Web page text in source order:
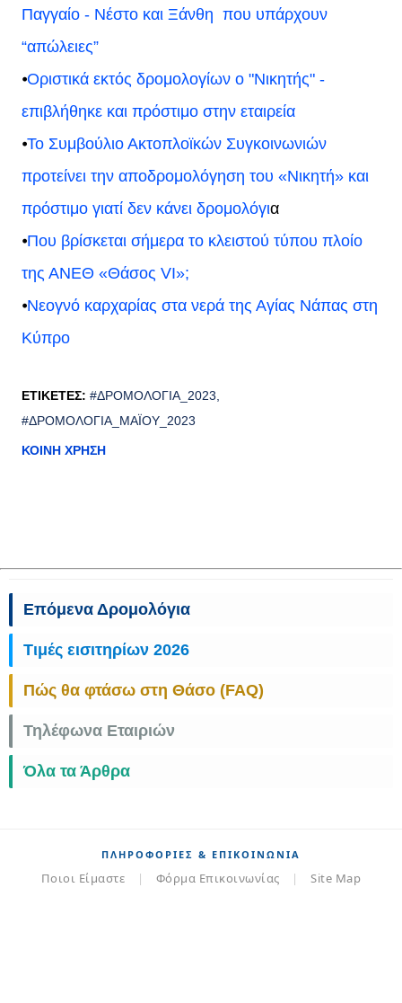
Παγγαίο - Νέστο και Ξάνθη που υπάρχουν
“απώλειες”
⦁Οριστικά εκτός δρομολογίων ο "Νικητής" -
επιβλήθηκε και πρόστιμο στην εταιρεία
⦁Το Συμβούλιο Ακτοπλοϊκών Συγκοινωνιών
προτείνει την αποδρομολόγηση του «Νικητή» και
πρόστιμο γιατί δεν κάνει δρομολόγια
⦁Που βρίσκεται σήμερα το κλειστού τύπου πλοίο
της ΑΝΕΘ «Θάσος VI»;
⦁Νεογνό καρχαρίας στα νερά της Αγίας Νάπας στη
Κύπρο
ΕΤΙΚΈΤΕΣ: #ΔΡΟΜΟΛΌΓΙΑ_2023
#ΔΡΟΜΟΛΌΓΙΑ_ΜΑΪ́ΟΥ_2023
ΚΟΙΝΉ ΧΡΉΣΗ
Επόμενα Δρομολόγια
Τιμές εισιτηρίων 2026
Πώς θα φτάσω στη Θάσο (FAQ)
Τηλέφωνα Εταιριών
Όλα τα Άρθρα
ΠΛΗΡΟΦΟΡΊΕΣ & ΕΠΙΚΟΙΝΩΝΊΑ
Ποιοι Είμαστε | Φόρμα Επικοινωνίας | Site Map